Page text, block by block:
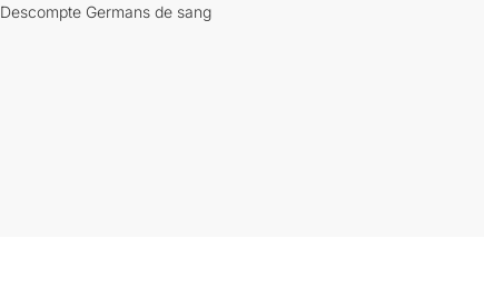
Descompte Germans de sang